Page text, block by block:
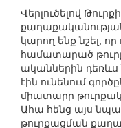
Վերլուծելով
կարող ենք նշել,
համատարած
ականներին դեռևս
էին ունենում
միատարր
Ահա հենց այս
թուրքացման